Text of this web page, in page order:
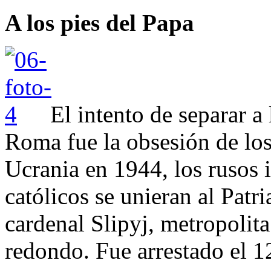
A los pies del Papa
El intento de separar
Roma fue la obsesión de
Ucrania en 1944, los
católicos se unieran al
cardenal Slipyj,
redondo. Fue arrestado el